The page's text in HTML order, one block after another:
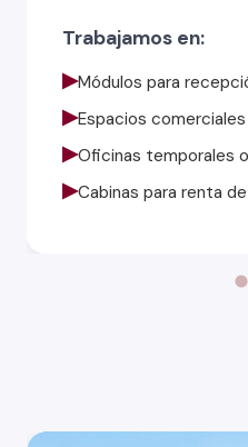
Trabajamos en:
▶Módulos para
▶Espacios
▶Oficinas temporales
▶Cabinas para renta